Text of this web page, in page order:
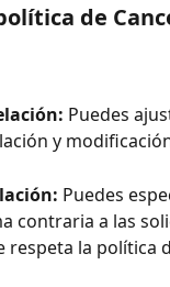
de
Puedes
y
Puedes
contraria a las
respeta la política